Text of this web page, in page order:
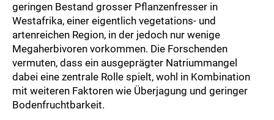
geringen Bestand grosser Pflanzenfresser in
Westafrika, einer eigentlich vegetations- und
artenreichen Region, in der jedoch nur wenige
Megaherbivoren vorkommen. Die Forschenden
vermuten, dass ein ausgeprägter Natriummangel
dabei eine zentrale Rolle spielt, wohl in Kombination
mit weiteren Faktoren wie Überjagung und geringer
Bodenfruchtbarkeit.